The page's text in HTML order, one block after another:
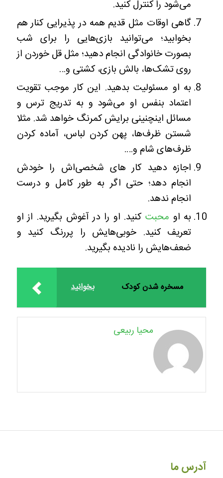
می‌شود را کنترل کنید.
گاهی اوقات مثل قدیم همه در پذیرایی کنار هم
بخوابید؛ می‌توانید بازی‌هایی را برای شب
بصورت خانوادگی انجام دهید؛ مثل قل خوردن از
روی تشک‌ها، بالش بازی، کشتی و…
به او مسئولیت بدهید. این کار موجب تقویت
اعتماد بنفس او می‌شود و به تدریج ترس و
مسائل اینچنینی برایش کمرنگ خواهد شد. مثلا
شستن ظرف‌ها، پهن کردن لباس، آماده کردن
ظرف‌های شام و….
اجازه دهید کار های شخصی‌اش را خودش
انجام دهد؛ حتی اگر به طور کامل و درست
انجام ندهد.
به او محبتکنید. او را در آغوش بگیرید. از او
تعریف کنید. خوبی‌هایش را پررنگ کنید و
ضعف‌هایش را نادیده بگیرید.
بخوانید مسخره شدن کودک
محیا ربیعی
آدرس ما